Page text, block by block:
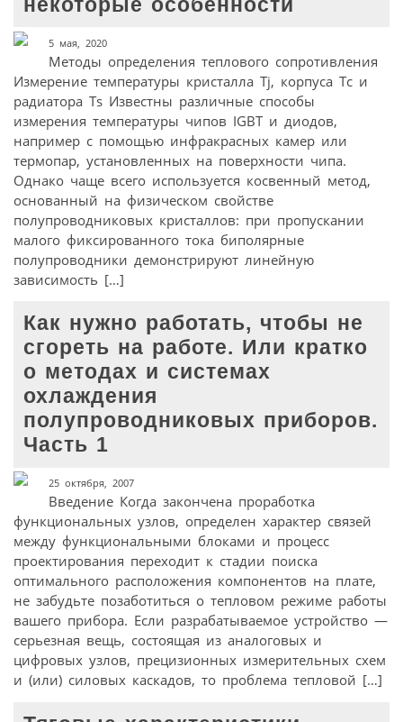
некоторые особенности
5 мая, 2020
Методы определения теплового сопротивления
Измерение температуры кристалла Tj, корпуса Tc и
радиатора Ts Известны различные способы
измерения температуры чипов IGBT и диодов,
например с помощью инфракрасных камер или
термопар, установленных на поверхности чипа.
Однако чаще всего используется косвенный метод,
основанный на физическом свойстве
полупроводниковых кристаллов: при пропускании
малого фиксированного тока биполярные
полупроводники демонстрируют линейную
зависимость […]
Как нужно работать, чтобы не
сгореть на работе. Или кратко
о методах и системах
охлаждения
полупроводниковых приборов.
Часть 1
25 октября, 2007
Введение Когда закончена проработка
функциональных узлов, определен характер связей
между функциональными блоками и процесс
проектирования переходит к стадии поиска
оптимального расположения компонентов на плате,
не забудьте позаботиться о тепловом режиме работы
вашего прибора. Если разрабатываемое устройство —
серьезная вещь, состоящая из аналоговых и
цифровых узлов, прецизионных измерительных схем
и (или) силовых каскадов, то проблема тепловой […]